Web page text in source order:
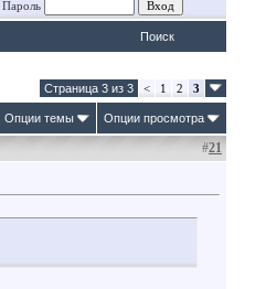
Пароль
Поиск
Страница 3 из 3 < 1 2 3
Опции темы Опции просмотра
#21